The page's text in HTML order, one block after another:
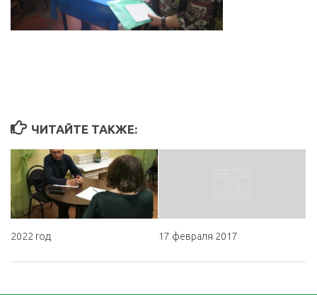
ЧИТАЙТЕ ТАКЖЕ:
2022 год 17 февраля 2017